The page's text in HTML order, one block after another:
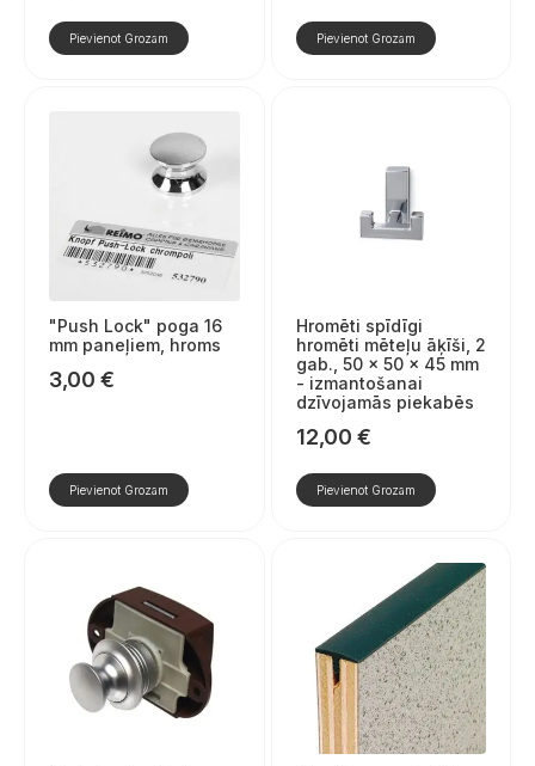
Pievienot Grozam Pievienot Grozam
"Push Lock" poga 16
mm paneļiem, hroms
3,00 €
Pievienot Grozam
Hromēti spīdīgi
hromēti mēteļu āķīši, 2
gab., 50 × 50 × 45 mm
- izmantošanai
dzīvojamās piekabēs
12,00 €
Pievienot Grozam